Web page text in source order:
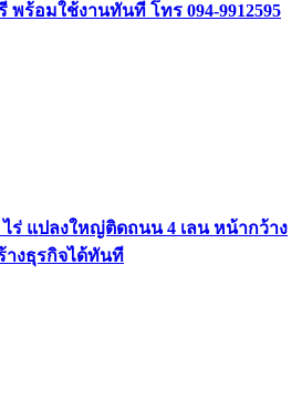
ร้อมใช้งานทันที โทร 094-9912595
ร่ แปลงใหญ่ติดถนน 4 เลน หน้ากว้าง
างธุรกิจได้ทันที